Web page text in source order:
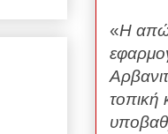
«Η
τοπική